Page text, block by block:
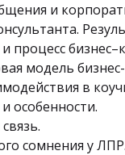
и
процесс
модель
в
особенности.
сомнения у ЛПР.